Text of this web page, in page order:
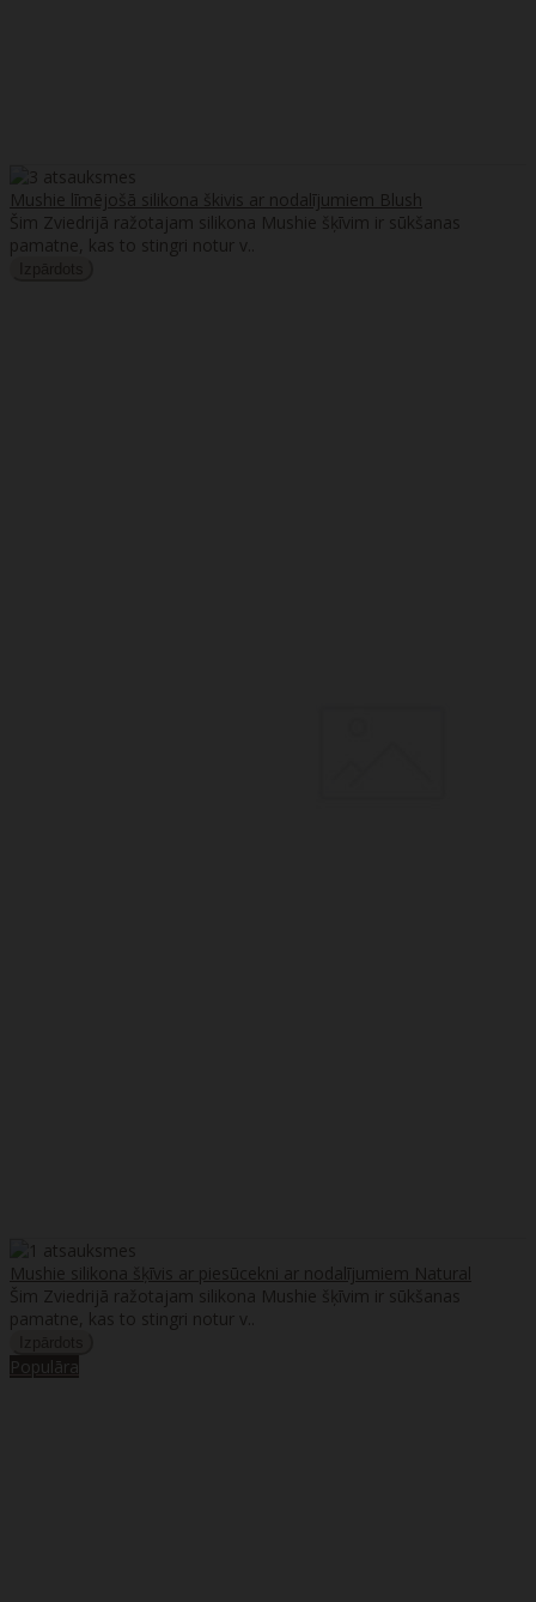
Mushie līmējošā silikona škivis ar nodalījumiem Blush
Šim Zviedrijā ražotajam silikona Mushie šķīvim ir sūkšanas
pamatne, kas to stingri notur v..
Mushie silikona šķīvis ar piesūcekni ar nodalījumiem Natural
Šim Zviedrijā ražotajam silikona Mushie šķīvim ir sūkšanas
pamatne, kas to stingri notur v..
Populāra